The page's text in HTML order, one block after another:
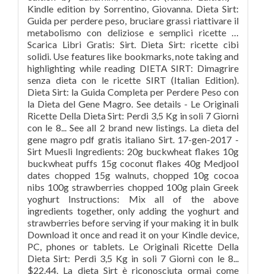
Kindle edition by Sorrentino, Giovanna. Dieta Sirt:
Guida per perdere peso, bruciare grassi riattivare il
metabolismo con deliziose e semplici ricette …
Scarica Libri Gratis: Sirt. Dieta Sirt: ricette cibi
solidi. Use features like bookmarks, note taking and
highlighting while reading DIETA SIRT: Dimagrire
senza dieta con le ricette SIRT (Italian Edition).
Dieta Sirt: la Guida Completa per Perdere Peso con
la Dieta del Gene Magro. See details - Le Originali
Ricette Della Dieta Sirt: Perdi 3,5 Kg in soli 7 Giorni
con le 8... See all 2 brand new listings. La dieta del
gene magro pdf gratis italiano Sirt. 17-gen-2017 -
Sirt Muesli Ingredients: 20g buckwheat flakes 10g
buckwheat puffs 15g coconut flakes 40g Medjool
dates chopped 15g walnuts, chopped 10g cocoa
nibs 100g strawberries chopped 100g plain Greek
yoghurt Instructions: Mix all of the above
ingredients together, only adding the yoghurt and
strawberries before serving if your making it in bulk
Download it once and read it on your Kindle device,
PC, phones or tablets. Le Originali Ricette Della
Dieta Sirt: Perdi 3,5 Kg in soli 7 Giorni con le 8...
$22.44. La dieta Sirt è riconosciuta ormai come